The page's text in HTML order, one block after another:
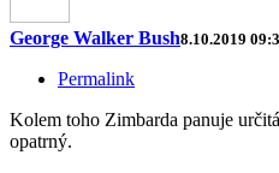
George Walker Bush8.10.2019
Permalink
Kolem toho Zimbarda panuje
opatrný.